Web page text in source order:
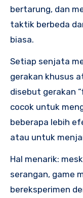
bertarung, dan
taktik berbeda
biasa.
Setiap senjata
gerakan khusus
disebut gerakan
cocok untuk
beberapa lebih
atau untuk
Hal menarik:
serangan, game
bereksperimen